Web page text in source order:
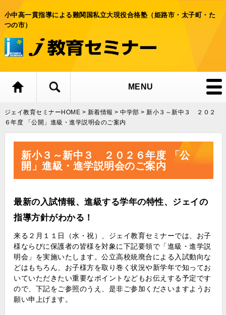
小中高一貫指導による難関国私立大現役合格塾（姫路市・太子町・た
つの市）
MENU
ジェイ教育セミナーHOME > 新着情報 >中学部 >新小３～新中３ ２０２
６年度 「公開」進級・進学説明会のご案内
新小３～新中３ ２０２６年度 「公
開」進級・進学説明会のご案内
最新の入試情報、進級する学年の特性、ジェイの
指導方針がわかる！
来る２月１１日（水・祝）、ジェイ教育セミナーでは、お子
様ならびに保護者の皆様を対象に下記要領で「進級・進学説
明会」を実施いたします。公立高校統廃合による入試動向な
どはもちろん、お子様方を取り巻く状況や新学年で知ってお
いていただきたい重要なポイントなどもお伝えする予定です
ので、下記をご参照のうえ、是非ご参加くださいますようお
願い申上げます。